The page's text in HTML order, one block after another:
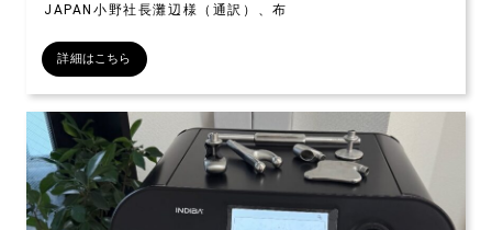
JAPAN小野社長灘辺様（通訳）、布
詳細はこちら